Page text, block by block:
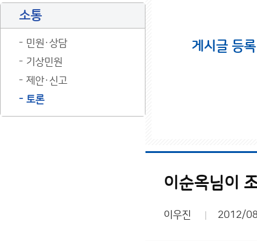
소통
민원·상담
기상민원
제안·신고
토론
게시글 등
이순옥님이
이우진 2012/